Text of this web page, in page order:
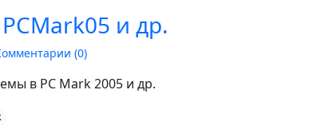
и др.
(0)
в PC Mark 2005 и др.